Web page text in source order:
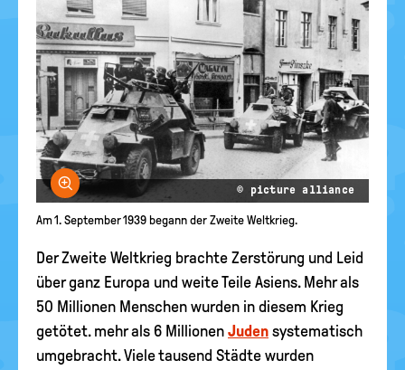
Bild vergrößern
© picture alliance
Am 1. September 1939 begann der Zweite Weltkrieg.
Der Zweite Weltkrieg brachte Zerstörung und Leid
über ganz Europa und weite Teile Asiens. Mehr als
50 Millionen Menschen wurden in diesem Krieg
getötet. mehr als 6 Millionen Juden systematisch
umgebracht. Viele tausend Städte wurden